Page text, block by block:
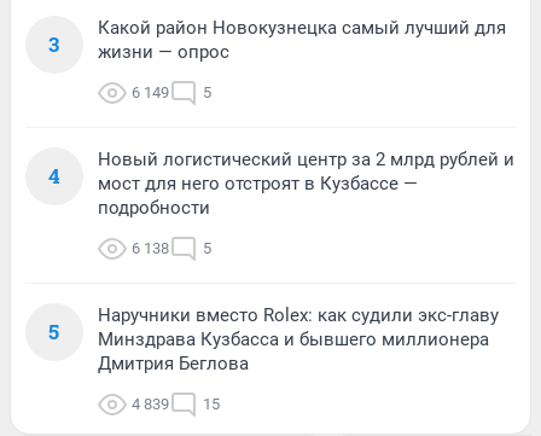
3
Какой район Новокузнецка самый лучший для
жизни — опрос
6 149 5
4
Новый логистический центр за 2 млрд рублей и
мост для него отстроят в Кузбассе —
подробности
6 138 5
5
Наручники вместо Rolex: как судили экс-главу
Минздрава Кузбасса и бывшего миллионера
Дмитрия Беглова
4 839 15